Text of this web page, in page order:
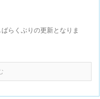
らくぶりの更新となりま